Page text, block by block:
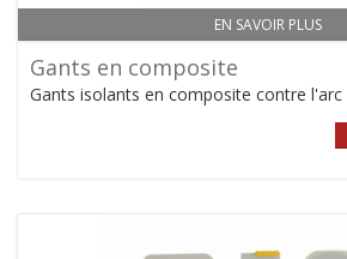
EN SAVOIR PLUS
Gants en composite
Gants isolants en composite contre l'arc